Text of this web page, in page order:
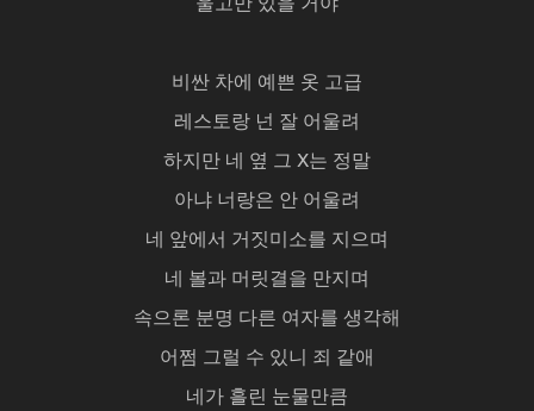
울고만 있을 거야
비싼 차에 예쁜 옷 고급
레스토랑 넌 잘 어울려
하지만 네 옆 그 X는 정말
아냐 너랑은 안 어울려
네 앞에서 거짓미소를 지으며
네 볼과 머릿결을 만지며
속으론 분명 다른 여자를 생각해
어쩜 그럴 수 있니 죄 같애
네가 흘린 눈물만큼